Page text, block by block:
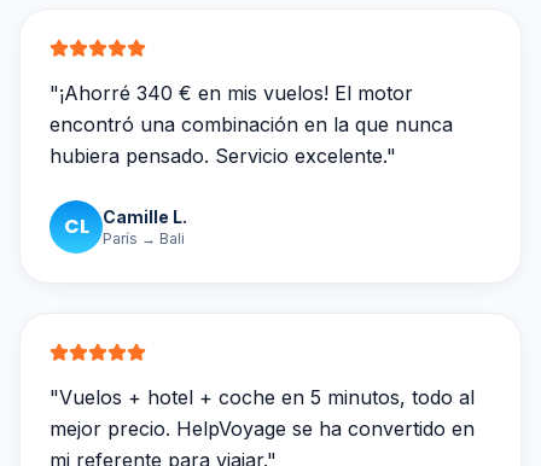
"¡Ahorré 340 € en mis vuelos! El motor
encontró una combinación en la que nunca
hubiera pensado. Servicio excelente."
CL Camille L.
París → Bali
"Vuelos + hotel + coche en 5 minutos, todo al
mejor precio. HelpVoyage se ha convertido en
mi referente para viajar."